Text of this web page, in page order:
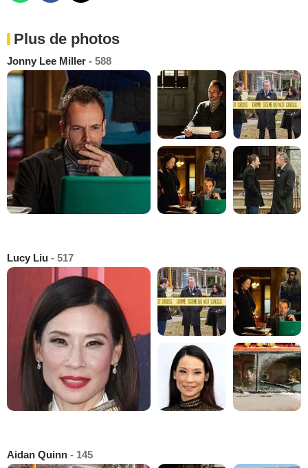
Plus de photos
Jonny Lee Miller - 588
Lucy Liu - 517
Aidan Quinn - 145